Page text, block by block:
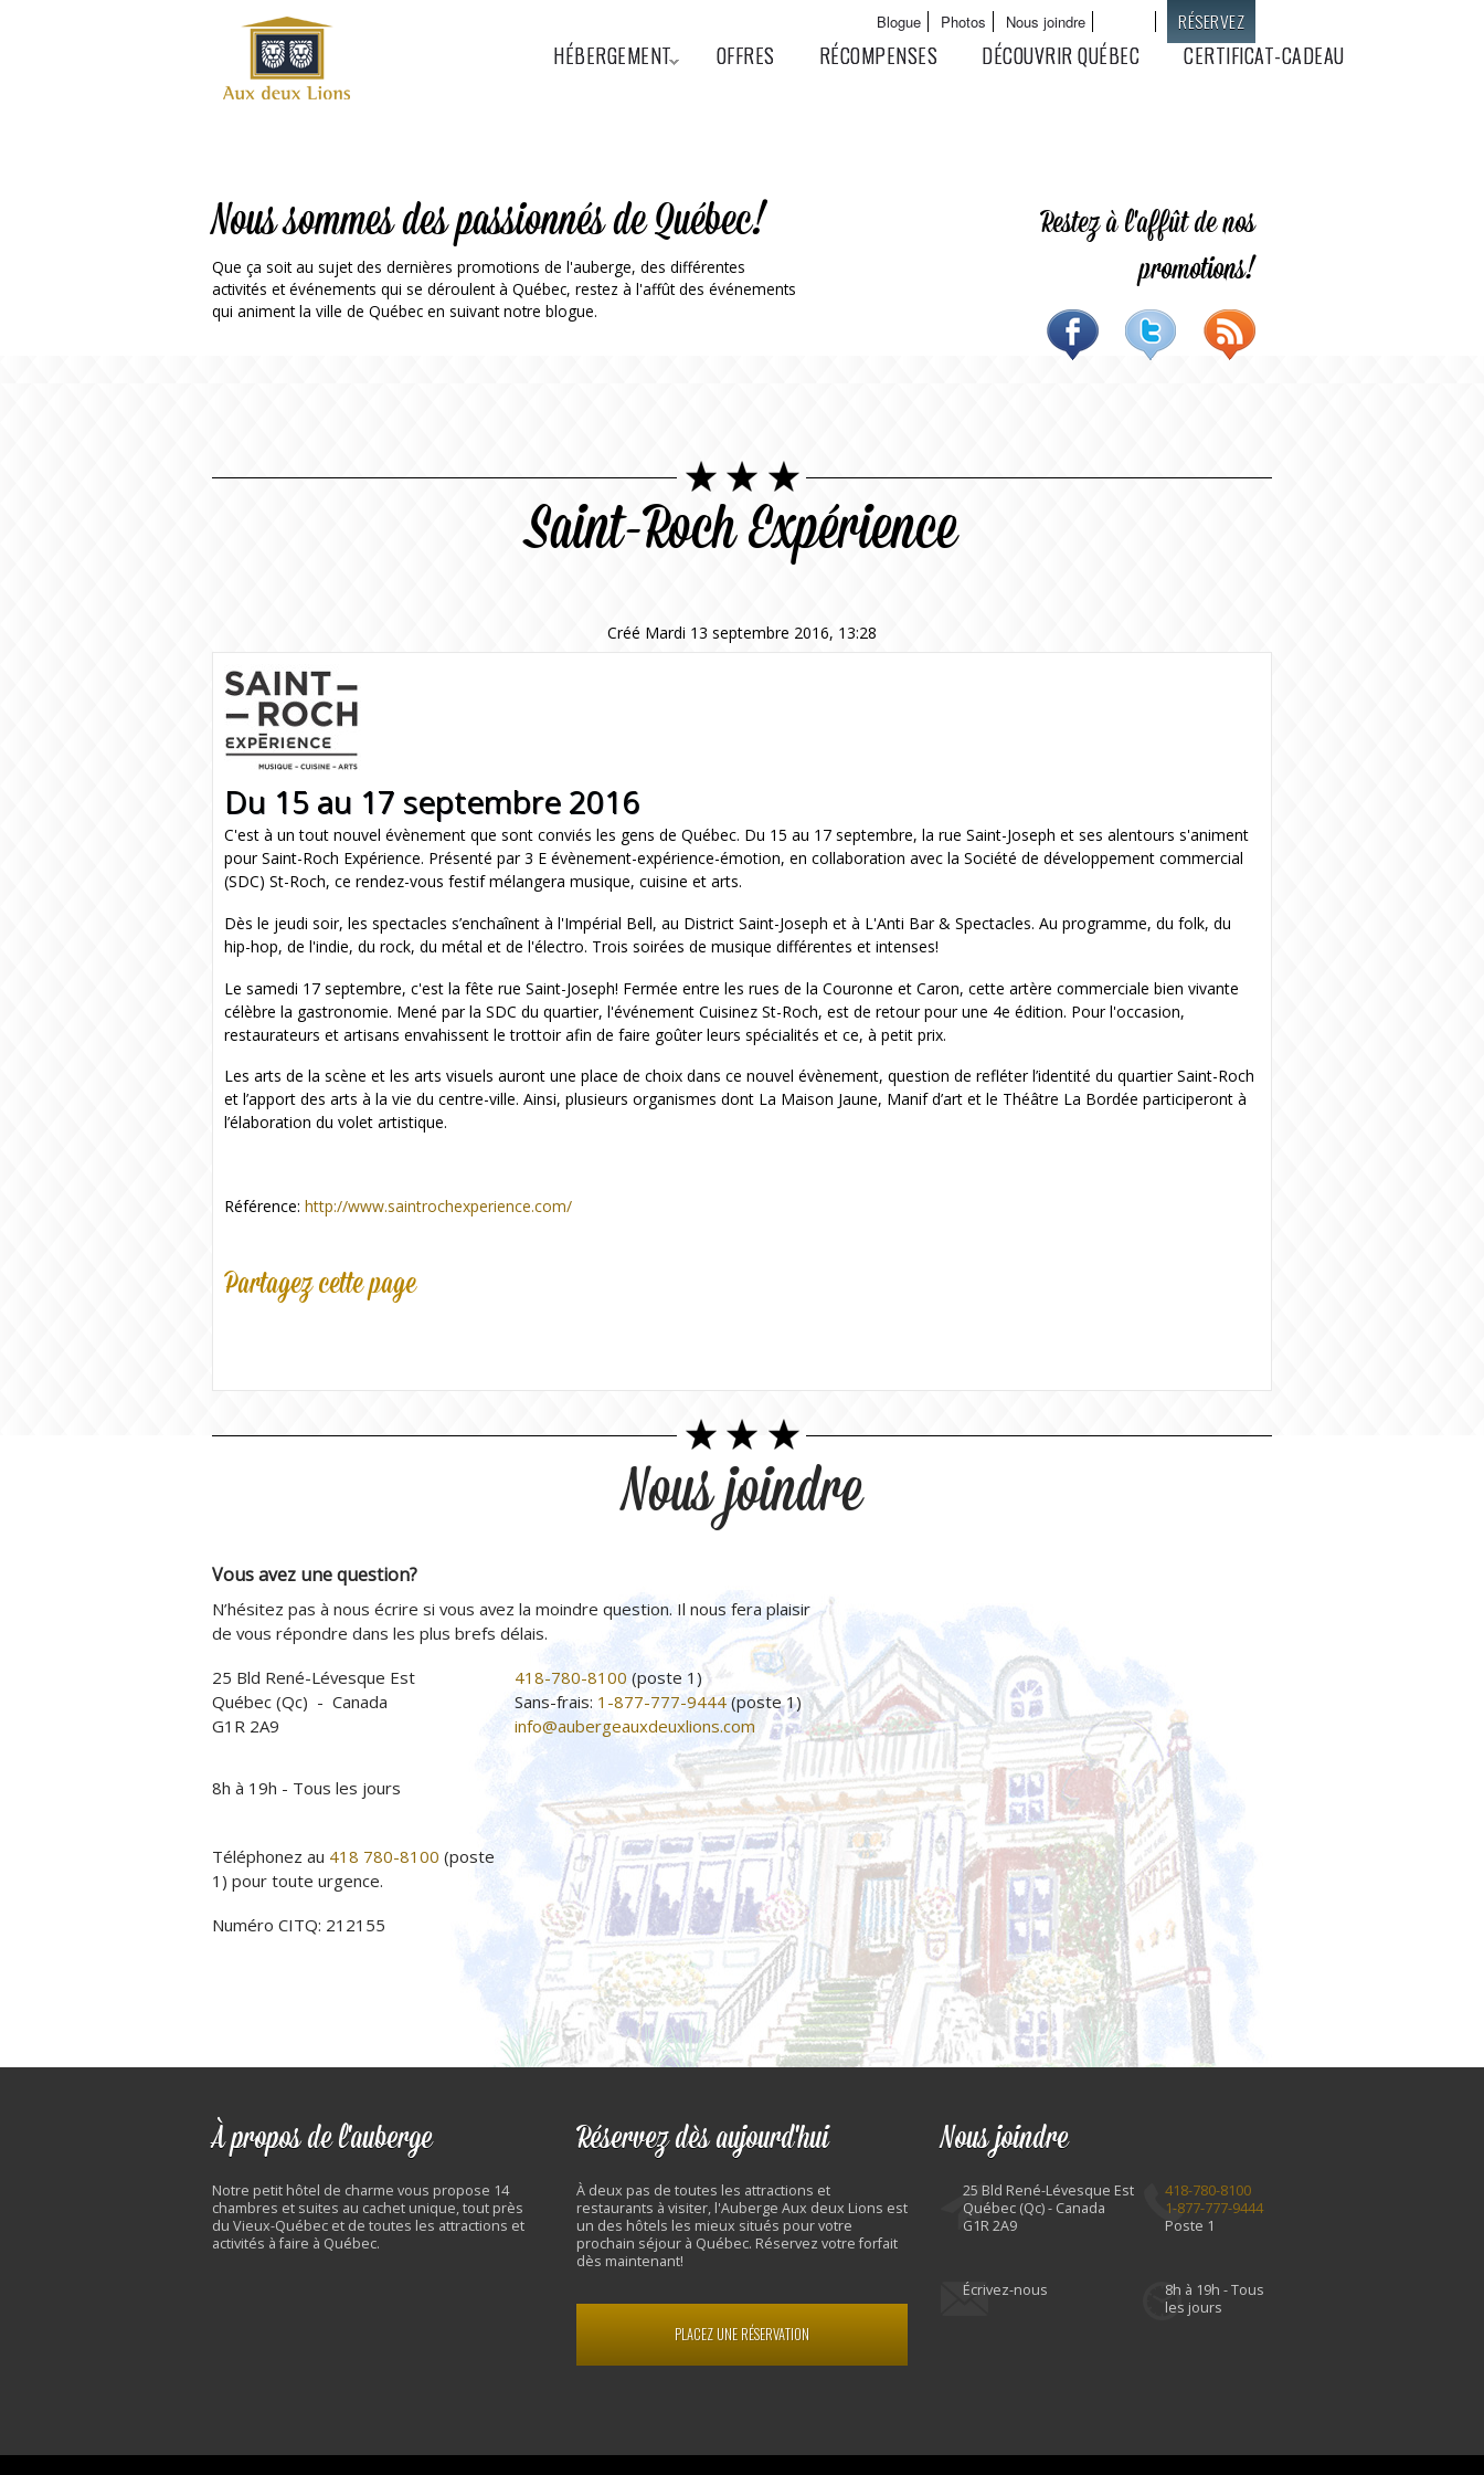
principal
Site
officiel
de
Langues
Blogue Photos Nous joindre
HÉBERGEMENT OFFRES RÉCOMPENSES DÉCOUVRIR QUÉBEC CERTIFICAT-CADEAU
RÉSERVEZ
Restez à l'affût de nos
promotions!
Nous sommes des passionnés de Québec!
Que ça soit au sujet des dernières promotions de l'auberge, des différentes
activités et événements qui se déroulent à Québec, restez à l'affût des événements
qui animent la ville de Québec en suivant notre blogue.
Saint-Roch Expérience
Créé Mardi 13 septembre 2016, 13:28
Du 15 au 17 septembre 2016
C'est à un tout nouvel évènement que sont conviés les gens de Québec. Du 15 au 17 septembre, la rue Saint-Joseph et ses alentours s'animent
pour Saint-Roch Expérience. Présenté par 3 E évènement-expérience-émotion, en collaboration avec la Société de développement commercial
(SDC) St-Roch, ce rendez-vous festif mélangera musique, cuisine et arts.
Dès le jeudi soir, les spectacles s’enchaînent à l'Impérial Bell, au District Saint-Joseph et à L'Anti Bar & Spectacles. Au programme, du folk, du
hip-hop, de l'indie, du rock, du métal et de l'électro. Trois soirées de musique différentes et intenses!
Le samedi 17 septembre, c'est la fête rue Saint-Joseph! Fermée entre les rues de la Couronne et Caron, cette artère commerciale bien vivante
célèbre la gastronomie. Mené par la SDC du quartier, l'événement Cuisinez St-Roch, est de retour pour une 4e édition. Pour l'occasion,
restaurateurs et artisans envahissent le trottoir afin de faire goûter leurs spécialités et ce, à petit prix.
Les arts de la scène et les arts visuels auront une place de choix dans ce nouvel évènement, question de refléter l’identité du quartier Saint-Roch
et l’apport des arts à la vie du centre-ville. Ainsi, plusieurs organismes dont La Maison Jaune, Manif d’art et le Théâtre La Bordée participeront à
l’élaboration du volet artistique.
Référence: http://www.saintrochexperience.com/
Partagez cette page
Nous joindre
Vous avez une question?
N’hésitez pas à nous écrire si vous avez la moindre question. Il nous fera plaisir
de vous répondre dans les plus brefs délais.
25 Bld René-Lévesque Est
Québec (Qc) - Canada
G1R 2A9
418-780-8100 (poste 1)
Sans-frais: 1-877-777-9444 (poste 1)
info@aubergeauxdeuxlions.com
8h à 19h - Tous les jours
Téléphonez au 418 780-8100 (poste
1) pour toute urgence.
Numéro CITQ: 212155
À propos de l'auberge
Notre petit hôtel de charme vous propose 14
chambres et suites au cachet unique, tout près
du Vieux-Québec et de toutes les attractions et
activités à faire à Québec.
Réservez dès aujourd'hui
À deux pas de toutes les attractions et
restaurants à visiter, l'Auberge Aux deux Lions est
un des hôtels les mieux situés pour votre
prochain séjour à Québec. Réservez votre forfait
dès maintenant!
PLACEZ UNE RÉSERVATION
Nous joindre
25 Bld René-Lévesque Est
Québec (Qc) - Canada
G1R 2A9
418-780-8100
1-877-777-9444
Poste 1
Écrivez-nous
8h à 19h - Tous
les jours